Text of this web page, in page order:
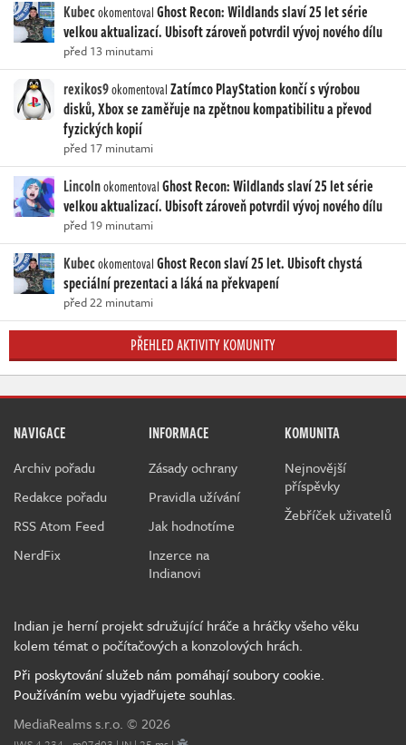
KubecokomentovalGhost Recon: Wildlands slaví 25 let série
velkou aktualizací. Ubisoft zároveň potvrdil vývoj nového dílu
před 13 minutami
rexikos9okomentovalZatímco PlayStation končí s výrobou
disků, Xbox se zaměřuje na zpětnou kompatibilitu a převod
fyzických kopií
před 17 minutami
LincolnokomentovalGhost Recon: Wildlands slaví 25 let série
velkou aktualizací. Ubisoft zároveň potvrdil vývoj nového dílu
před 19 minutami
KubecokomentovalGhost Recon slaví 25 let. Ubisoft chystá
speciální prezentaci a láká na překvapení
před 22 minutami
PŘEHLED AKTIVITY KOMUNITY
NAVIGACE
Archiv pořadu
Redakce pořadu
RSS Atom Feed
NerdFix
INFORMACE
Zásady ochrany
Pravidla užívání
Jak hodnotíme
Inzerce na
Indianovi
KOMUNITA
Nejnovější
příspěvky
Žebříček uživatelů
Indian je herní projekt sdružující hráče a hráčky všeho věku
kolem témat o počítačových a konzolových hrách.
Při poskytování služeb nám pomáhají soubory cookie.
Používáním webu vyjadřujete souhlas.
MediaRealms s.r.o. © 2026